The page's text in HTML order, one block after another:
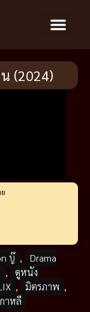
(2024)
บู๊ ,
Drama
,
ดูหนัง
, มิตรภาพ ,
าหลี